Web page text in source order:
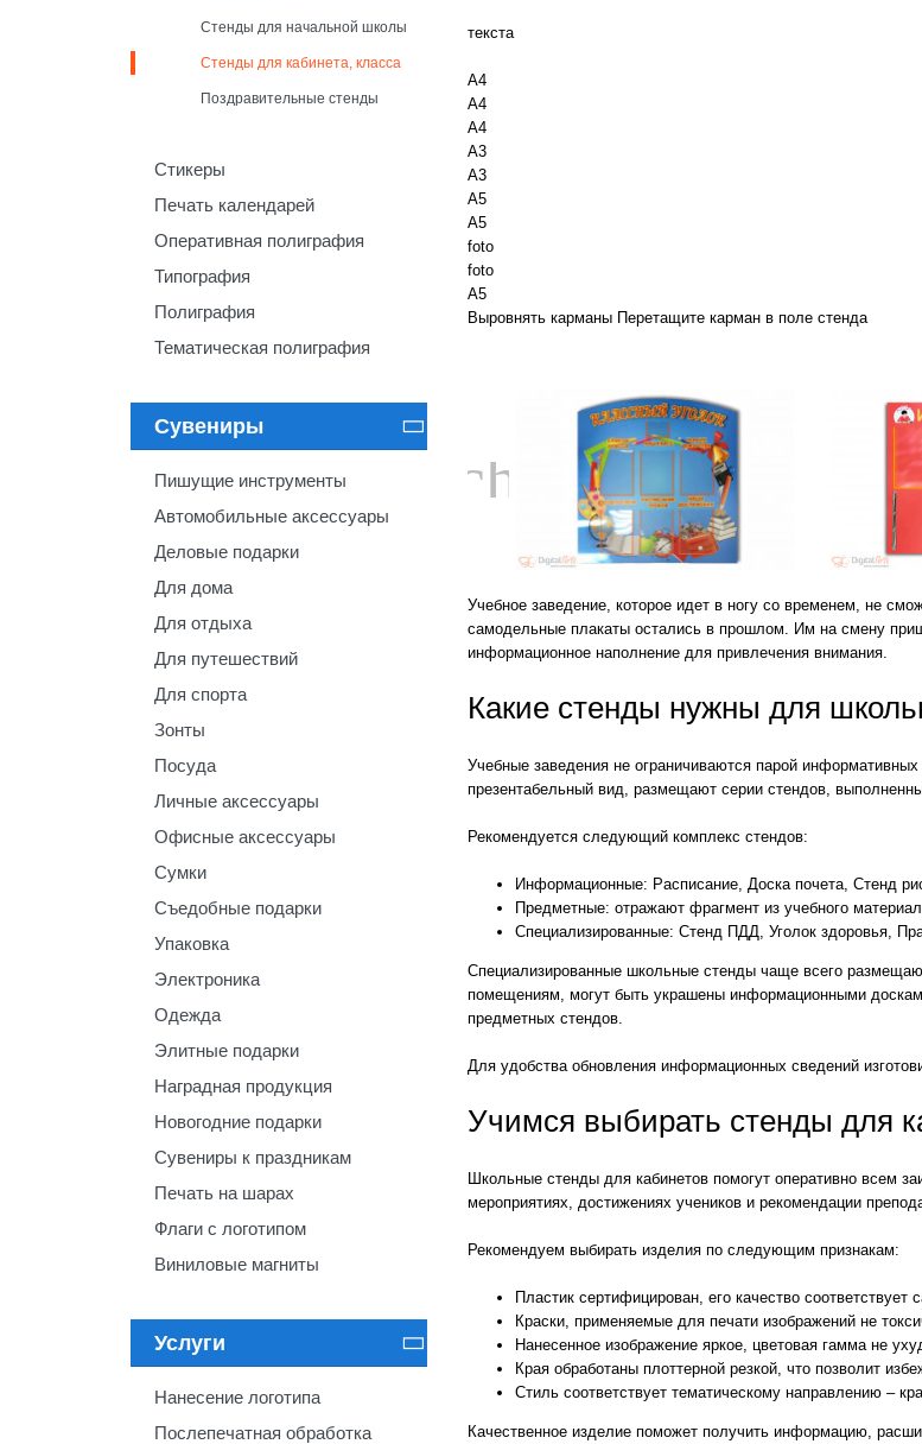
Стенды для начальной школы
Стенды для кабинета, класса
Поздравительные стенды
Стикеры
Печать календарей
Оперативная полиграфия
Типография
Полиграфия
Тематическая полиграфия
Сувениры 
Пишущие инструменты
Автомобильные аксессуары
Деловые подарки
Для дома
Для отдыха
Для путешествий
Для спорта
Зонты
Посуда
Личные аксессуары
Офисные аксессуары
Сумки
Съедобные подарки
Упаковка
Электроника
Одежда
Элитные подарки
Наградная продукция
Новогодние подарки
Сувениры к праздникам
Печать на шарах
Флаги с логотипом
Виниловые магниты
Услуги 
Нанесение логотипа
Послепечатная обработка
текста
А4
А4
А4
А3
А3
А5
А5
foto
foto
A5
Выровнять карманы Перетащите карман в поле стенда
chevron_left
Учебное заведение, которое идет в ногу со временем, не
самодельные плакаты остались в прошлом. Им на смену
информационное наполнение для привлечения внимания.
Какие стенды нужны для
Учебные заведения не ограничиваются парой
презентабельный вид, размещают серии стендов,
Рекомендуется следующий комплекс стендов:
Информационные: Расписание, Доска почета, Стенд
Предметные: отражают фрагмент из учебного
Специализированные: Стенд ПДД, Уголок здоровья,
Специализированные школьные стенды чаще всего
помещениям, могут быть украшены информационными
предметных стендов.
Для удобства обновления информационных сведений
Учимся выбирать стенды для
Школьные стенды для кабинетов помогут оперативно всем
мероприятиях, достижениях учеников и рекомендации
Рекомендуем выбирать изделия по следующим признакам:
Пластик сертифицирован, его качество соответствует
Краски, применяемые для печати изображений не
Нанесенное изображение яркое, цветовая гамма не
Края обработаны плоттерной резкой, что позволит
Стиль соответствует тематическому направлению –
Качественное изделие поможет получить информацию,